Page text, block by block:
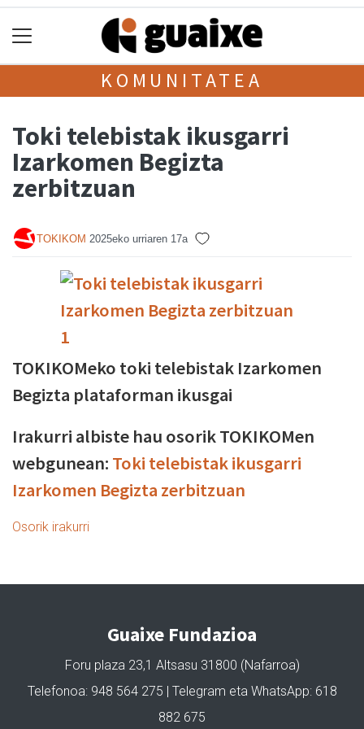
KOMUNITATEA
Toki telebistak ikusgarri
Izarkomen Begizta
zerbitzuan
TOKIKOM 2025eko urriaren 17a
TOKIKOMeko toki telebistak Izarkomen
Begizta plataforman ikusgai
Irakurri albiste hau osorik TOKIKOMen
webgunean: Toki telebistak ikusgarri
Izarkomen Begizta zerbitzuan
Osorik irakurri
Guaixe Fundazioa
Foru plaza 23,1 Altsasu 31800 (Nafarroa)
Telefonoa: 948 564 275 | Telegram eta WhatsApp: 618
882 675